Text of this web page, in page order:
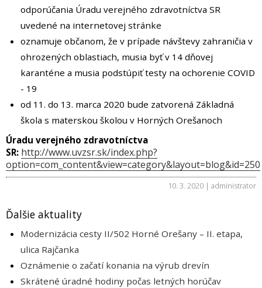
odporúčania Úradu verejného zdravotníctva SR
uvedené na internetovej stránke
oznamuje občanom, že v prípade návštevy zahraničia v
ohrozených oblastiach, musia byť v 14 dňovej
karanténe a musia podstúpiť testy na ochorenie COVID
- 19
od 11. do 13. marca 2020 bude zatvorená Základná
škola s materskou školou v Horných Orešanoch
Úradu verejného zdravotníctva
SR: http://www.uvzsr.sk/index.php?
option=com_content&view=category&layout=blog&id=250
10. 3. 2020 | administrator
Ďalšie aktuality
Modernizácia cesty II/502 Horné Orešany – II. etapa,
ulica Rajčanka
Oznámenie o začatí konania na výrub drevín
Skrátené úradné hodiny počas letných horúčav